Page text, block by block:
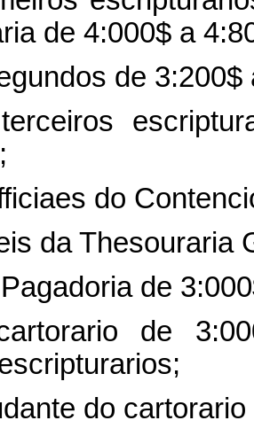
de 4:000$ a
de 3:200$
do
da Thesouraria
de
de
do